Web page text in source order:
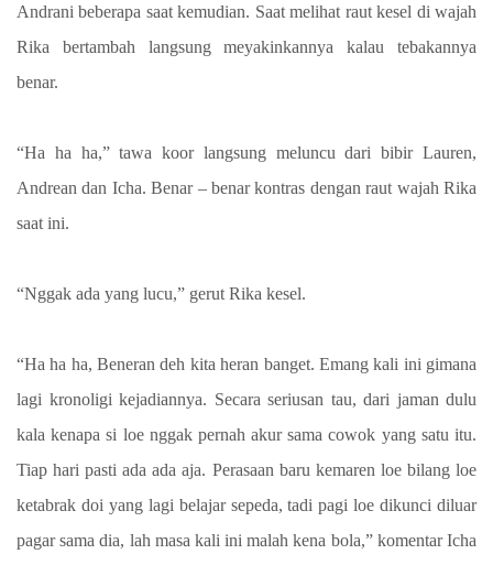
Andrani beberapa saat kemudian. Saat melihat raut kesel di wajah
Rika bertambah langsung meyakinkannya kalau tebakannya
benar.
“Ha ha ha,” tawa koor langsung meluncu dari bibir Lauren,
Andrean dan Icha. Benar – benar kontras dengan raut wajah Rika
saat ini.
“Nggak ada yang lucu,” gerut Rika kesel.
“Ha ha ha, Beneran deh kita heran banget. Emang kali ini gimana
lagi kronoligi kejadiannya. Secara seriusan tau, dari jaman dulu
kala kenapa si loe nggak pernah akur sama cowok yang satu itu.
Tiap hari pasti ada ada aja. Perasaan baru kemaren loe bilang loe
ketabrak doi yang lagi belajar sepeda, tadi pagi loe dikunci diluar
pagar sama dia, lah masa kali ini malah kena bola,” komentar Icha